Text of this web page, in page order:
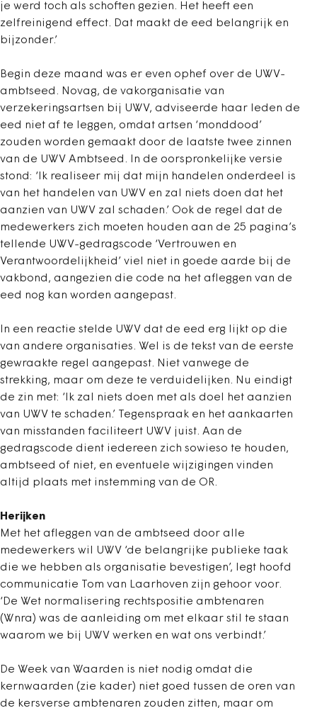
je werd toch als schoften gezien. Het heeft een
zelfreinigend effect. Dat maakt de eed belangrijk en
bijzonder.’
Begin deze maand was er even ophef over de UWV-
ambtseed. Novag, de vakorganisatie van
verzekeringsartsen bij UWV, adviseerde haar leden de
eed niet af te leggen, omdat artsen ‘monddood’
zouden worden gemaakt door de laatste twee zinnen
van de UWV Ambtseed. In de oorspronkelijke versie
stond: ‘Ik realiseer mij dat mijn handelen onderdeel is
van het handelen van UWV en zal niets doen dat het
aanzien van UWV zal schaden.’ Ook de regel dat de
medewerkers zich moeten houden aan de 25 pagina’s
tellende UWV-gedragscode ‘Vertrouwen en
Verantwoordelijkheid’ viel niet in goede aarde bij de
vakbond, aangezien die code na het afleggen van de
eed nog kan worden aangepast.
In een reactie stelde UWV dat de eed erg lijkt op die
van andere organisaties. Wel is de tekst van de eerste
gewraakte regel aangepast. Niet vanwege de
strekking, maar om deze te verduidelijken. Nu eindigt
de zin met: ‘Ik zal niets doen met als doel het aanzien
van UWV te schaden.’ Tegenspraak en het aankaarten
van misstanden faciliteert UWV juist. Aan de
gedragscode dient iedereen zich sowieso te houden,
ambtseed of niet, en eventuele wijzigingen vinden
altijd plaats met instemming van de OR.
Herijken
Met het afleggen van de ambtseed door alle
medewerkers wil UWV ‘de belangrijke publieke taak
die we hebben als organisatie bevestigen’, legt hoofd
communicatie Tom van Laarhoven zijn gehoor voor.
‘De Wet normalisering rechtspositie ambtenaren
(Wnra) was de aanleiding om met elkaar stil te staan
waarom we bij UWV werken en wat ons verbindt.’
De Week van Waarden is niet nodig omdat die
kernwaarden (zie kader) niet goed tussen de oren van
de kersverse ambtenaren zouden zitten, maar om